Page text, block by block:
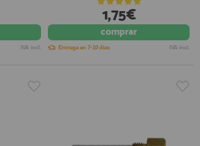
IVA incl.
1,75€
comprar
Entrega en 7-10 días IVA incl.